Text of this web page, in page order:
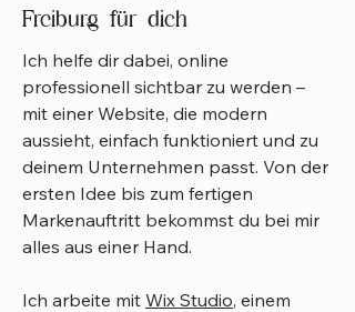
Freiburg für dich
Ich helfe dir dabei, online
professionell sichtbar zu werden –
mit einer Website, die modern
aussieht, einfach funktioniert und zu
deinem Unternehmen passt. Von der
ersten Idee bis zum fertigen
Markenauftritt bekommst du bei mir
alles aus einer Hand.
Ich arbeite mit Wix Studio, einem